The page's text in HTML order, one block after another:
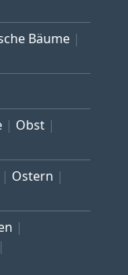
Bäume
Obst
Ostern